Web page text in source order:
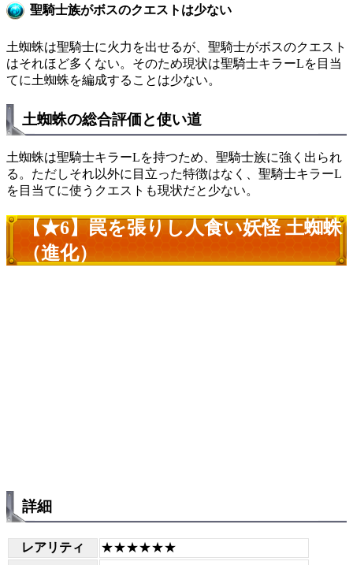
聖騎士族がボスのクエストは少ない
土蜘蛛は聖騎士に火力を出せるが、聖騎士がボスのクエスト
はそれほど多くない。そのため現状は聖騎士キラーLを目当
てに土蜘蛛を編成することは少ない。
土蜘蛛の総合評価と使い道
土蜘蛛は聖騎士キラーLを持つため、聖騎士族に強く出られ
る。ただしそれ以外に目立った特徴はなく、聖騎士キラーL
を目当てに使うクエストも現状だと少ない。
【★6】罠を張りし人食い妖怪 土蜘蛛
（進化）
詳細
レアリティ
★★★★★★